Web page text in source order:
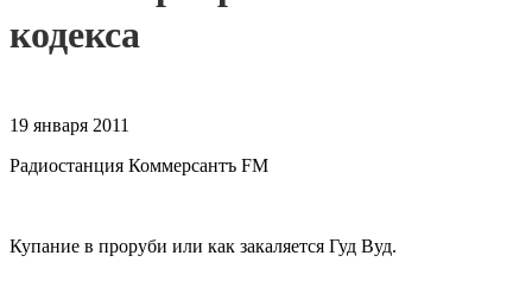
кодекса
19 января 2011
Радиостанция Коммерсантъ FM
Купание в проруби или как закаляется Гуд Вуд.